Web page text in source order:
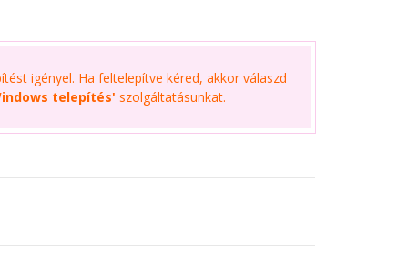
igényel. Ha feltelepítve kéred, akkor válaszd
telepítés' szolgáltatásunkat.